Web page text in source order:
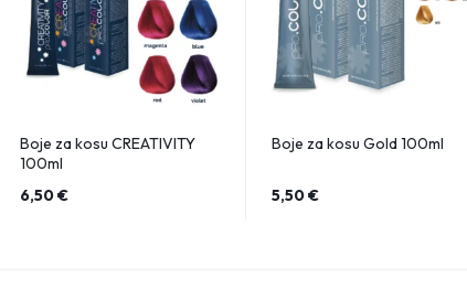
Boje za kosu CREATIVITY
100ml
6,50€
Boje za kosu Gold 100ml
5,50€